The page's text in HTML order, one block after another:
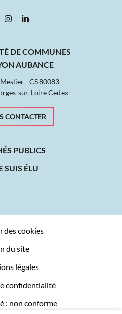
vers le compte Facebook
Lien vers le compte Instagram
Lien vers le compte
DE COMMUNES
AUBANCE
- CS 80083
sur-Loire Cedex
CONTACTER
PUBLICS
SUIS ÉLU
des cookies
du site
légales
confidentialité
: non conforme